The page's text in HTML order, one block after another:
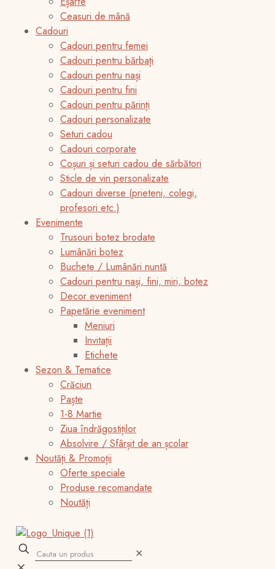
Ceasuri de mână
Cadouri
Cadouri pentru femei
Cadouri pentru bărbați
Cadouri pentru nași
Cadouri pentru fini
Cadouri pentru părinți
Cadouri personalizate
Seturi cadou
Cadouri corporate
Coșuri și seturi cadou de sărbători
Sticle de vin personalizate
Cadouri diverse (prieteni, colegi,
profesori etc.)
Evenimente
Trusouri botez brodate
Lumânări botez
Buchete / Lumânări nuntă
Cadouri pentru nași, fini, miri, botez
Decor eveniment
Papetărie eveniment
Meniuri
Invitații
Etichete
Sezon & Tematice
Crăciun
Paște
1-8 Martie
Ziua îndrăgostiților
Absolvire / Sfârșit de an școlar
Noutăți & Promoții
Oferte speciale
Produse recomandate
Noutăți
✕